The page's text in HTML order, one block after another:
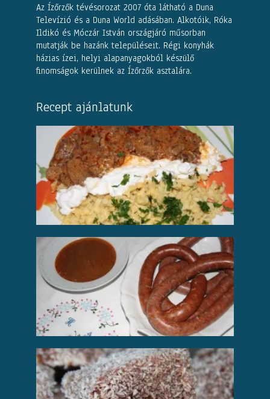
Az Ízőrzők tévésorozat 2007 óta látható a Duna
Televízió és a Duna World adásában. Alkotóik, Róka
Ildikó és Móczár István országjáró műsorban
mutatják be hazánk településeit. Régi konyhák
házias ízei, helyi alapanyagokból készülő
finomságok kerülnek az Ízőrzők asztalára.
Recept ajánlatunk